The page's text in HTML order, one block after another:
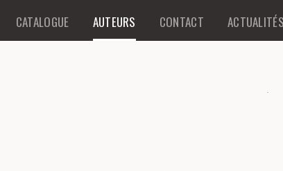
CATALOGUE AUTEURS CONTACT